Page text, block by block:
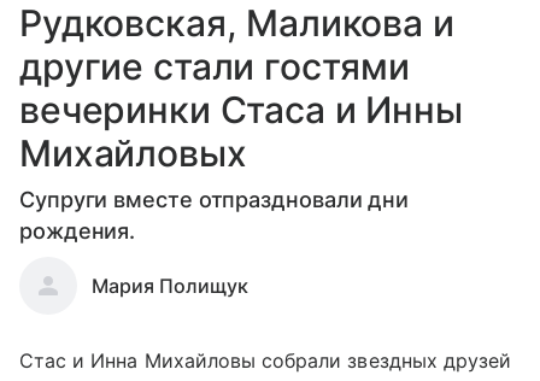
Рудковская, Маликова и
другие стали гостями
вечеринки Стаса и Инны
Михайловых
Супруги вместе отпраздновали дни
рождения.
Мария Полищук
Стас и Инна Михайловы собрали звездных друзей